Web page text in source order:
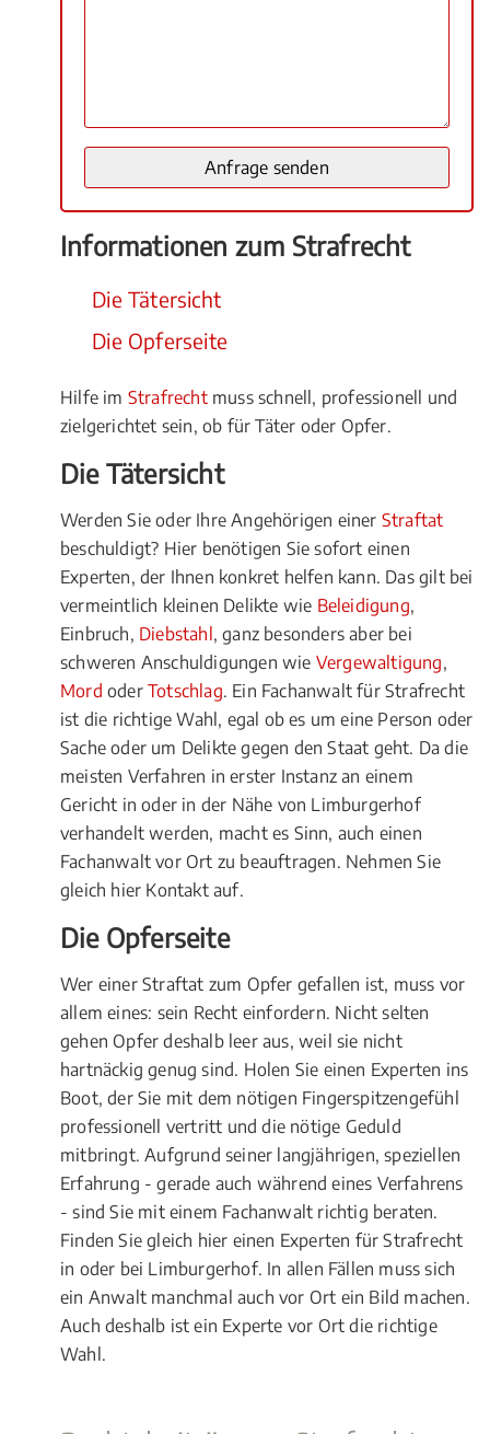
Informationen zum Strafrecht
Die Tätersicht
Die Opferseite
Hilfe im Strafrechtmuss schnell, professionell und
zielgerichtet sein, ob für Täter oder Opfer.
Die Tätersicht
Werden Sie oder Ihre Angehörigen einer Straftat
beschuldigt? Hier benötigen Sie sofort einen
Experten, der Ihnen konkret helfen kann. Das gilt bei
vermeintlich kleinen Delikte wie Beleidigung,
Einbruch, Diebstahl , ganz besonders aber bei
schweren Anschuldigungen wie Vergewaltigung,
Mord oderTotschlag. Ein Fachanwalt für Strafrecht
ist die richtige Wahl, egal ob es um eine Person oder
Sache oder um Delikte gegen den Staat geht. Da die
meisten Verfahren in erster Instanz an einem
Gericht in oder in der Nähe von Limburgerhof
verhandelt werden, macht es Sinn, auch einen
Fachanwalt vor Ort zu beauftragen. Nehmen Sie
gleich hier Kontakt auf.
Die Opferseite
Wer einer Straftat zum Opfer gefallen ist, muss vor
allem eines: sein Recht einfordern. Nicht selten
gehen Opfer deshalb leer aus, weil sie nicht
hartnäckig genug sind. Holen Sie einen Experten ins
Boot, der Sie mit dem nötigen Fingerspitzengefühl
professionell vertritt und die nötige Geduld
mitbringt. Aufgrund seiner langjährigen, speziellen
Erfahrung - gerade auch während eines Verfahrens
- sind Sie mit einem Fachanwalt richtig beraten.
Finden Sie gleich hier einen Experten für Strafrecht
in oder bei Limburgerhof. In allen Fällen muss sich
ein Anwalt manchmal auch vor Ort ein Bild machen.
Auch deshalb ist ein Experte vor Ort die richtige
Wahl.